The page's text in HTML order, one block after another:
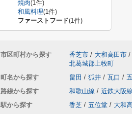
焼肉(1件)
和風料理(1件)
ファーストフード(1件)
市区町村から探す 香芝市 / 大和高田市 /
北葛城郡上牧町
町名から探す
畠田 / 狐井 / 瓦口 /
路線から探す
和歌山線 / 近鉄大阪線
駅から探す
香芝 / 五位堂 / 大和